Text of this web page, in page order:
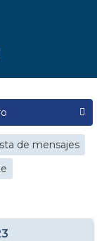
de mensajes